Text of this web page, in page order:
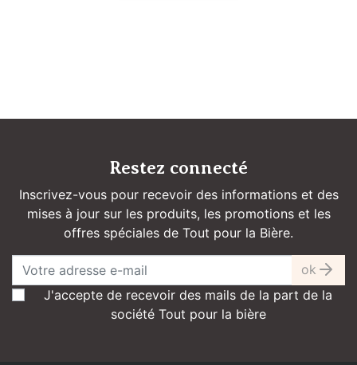
Restez connecté
Inscrivez-vous pour recevoir des informations et des
mises à jour sur les produits, les promotions et les
offres spéciales de Tout pour la Bière.
ok
J'accepte de recevoir des mails de la part de la
société Tout pour la bière